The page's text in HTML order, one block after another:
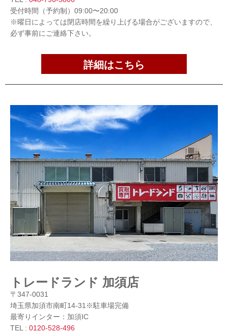
受付時間（予約制）09:00〜20:00
※曜日によっては閉店時間を繰り上げる場合がございますので、
必ず事前にご連絡下さい。
詳細はこちら
トレードランド 加須店
〒347-0031
埼玉県加須市南町14-31※駐車場完備
最寄りインター：加須IC
TEL : 0120-528-496